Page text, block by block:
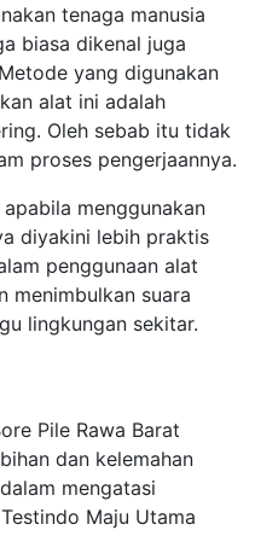
tenaga manusia
biasa dikenal juga
yang digunakan
alat ini adalah
Oleh sebab itu tidak
proses pengerjaannya.
menggunakan
diyakini lebih praktis
penggunaan alat
menimbulkan suara
lingkungan sekitar.
Pile Rawa Barat
dan kelemahan
mengatasi
Maju Utama